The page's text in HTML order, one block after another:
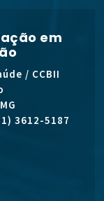
em
/ CCBII
3612-5187